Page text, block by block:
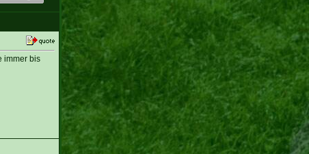
immer bis